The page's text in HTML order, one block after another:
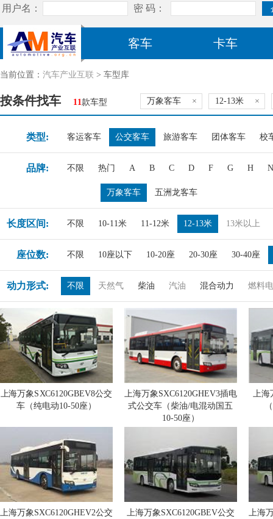
客车 卡车
当前位置： 汽车产业互联 > 车型库
按条件找车 11款车型 万象客车 × 12-13米 ×
类型: 客运客车 公交客车 旅游客车 团体客车 校
品牌: 不限 热门 A B C D F G H N
万象客车 五洲龙客车
长度区间: 不限 10-11米 11-12米 12-13米 13米以上
座位数: 不限 10座以下 10-20座 20-30座 30-40座
动力形式: 不限 天然气 柴油 汽油 混合动力 燃料
上海万象SXC6120GBEV8公交
车（纯电动10-50座）
上海万象SXC6120GHEV3插电
式公交车（柴油/电混动国五
10-50座）
上海
上海万象SXC6120GHEV2公交
上海万象SXC6120GBEV公交
上海